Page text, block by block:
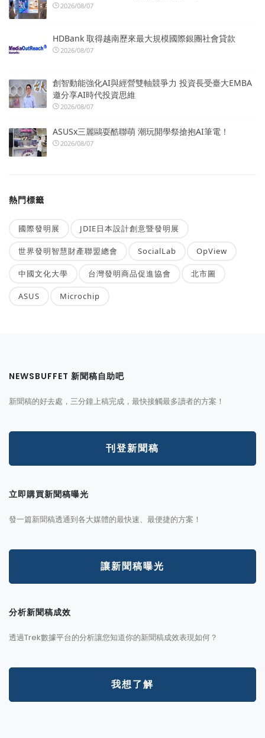
2026/08/07
HDBank 取得越南歷來最大規模國際銀團社會貸款
2026/08/07
創智動能強化AI與經營雙軸競爭力 投資長受臺大EMBA
邀分享AI時代投資思維
2026/08/07
ASUSx三麗鷗耍酷聯萌 潮玩開學祭搶抱AI筆電！
2026/08/07
熱門標籤
國際發明展 JDIE日本設計創意暨發明展
世界發明智慧財產聯盟總會 SocialLab OpView
中國文化大學 台灣發明商品促進協會 北市圖
ASUS Microchip
NEWSBUFFET 新聞稿自助吧
新聞稿的好去處，三分鐘上稿完成，最快接觸最多讀者的方案！
刊登新聞稿
立即購買新聞稿曝光
發一篇新聞稿透通到各大媒體的最快速、最便捷的方案！
讓新聞稿曝光
分析新聞稿成效
透過Trek數據平台的分析讓您知道你的新聞稿成效表現如何？
我想了解